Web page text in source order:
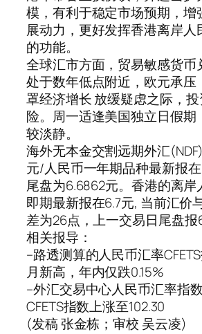
模，有利于稳定市场预期，增
展动力，更好发挥香港离岸人
的功能。
全球汇市方面，贸易敏感货币
处于数年低点附近，欧元承压
罩经济增长 放缓疑虑之际，
险。周一适逢美国独立日假期
较淡静。
海外无本金交割远期外汇
元/人民币一年期品种最新报
尾盘为6.6862元。香港的离岸
即期最新报在6.7元, 当前汇价
差为26点，上一交易日尾盘
相关报导：
–路透测算的人民币汇率
月新高，年内仅跌0.15%
–外汇交易中心人民币汇率指
CFETS指数上涨至102.30
(发稿 张金栋；审校 吴云凌)